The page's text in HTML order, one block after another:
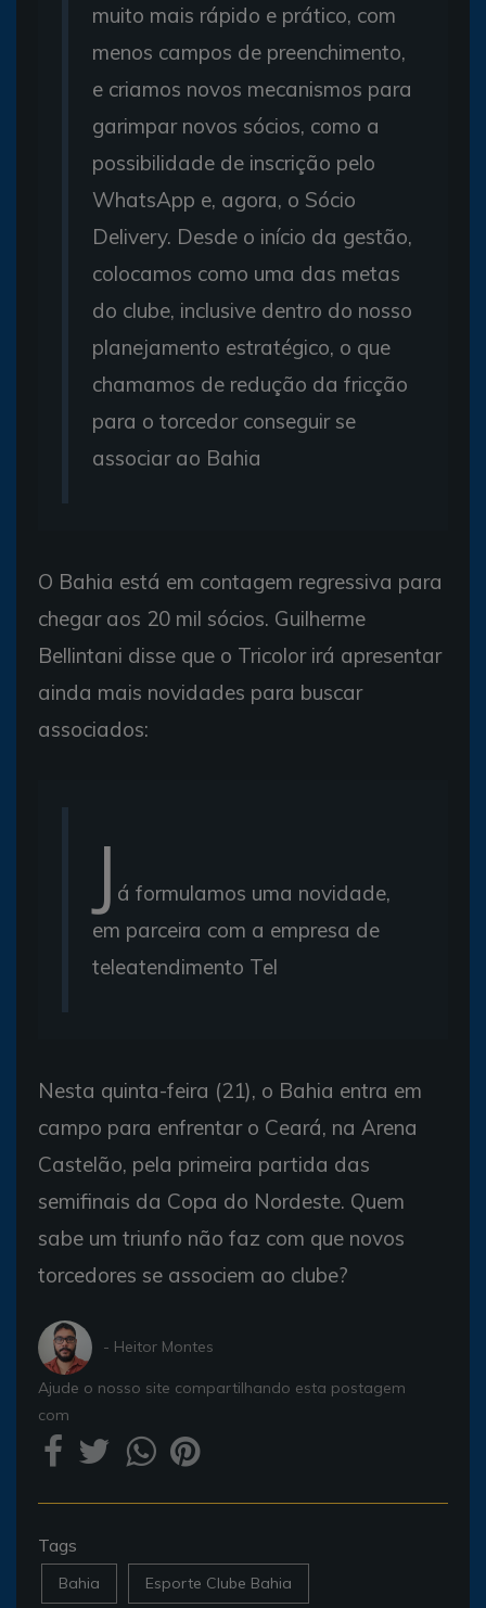
muito mais rápido e prático, com
menos campos de preenchimento,
e criamos novos mecanismos para
garimpar novos sócios, como a
possibilidade de inscrição pelo
WhatsApp e, agora, o Sócio
Delivery. Desde o início da gestão,
colocamos como uma das metas
do clube, inclusive dentro do nosso
planejamento estratégico, o que
chamamos de redução da fricção
para o torcedor conseguir se
associar ao Bahia
O Bahia está em contagem regressiva para
chegar aos 20 mil sócios. Guilherme
Bellintani disse que o Tricolor irá apresentar
ainda mais novidades para buscar
associados:
J á formulamos uma novidade,
em parceira com a empresa de
teleatendimento Tel
Nesta quinta-feira (21), o Bahia entra em
campo para enfrentar o Ceará, na Arena
Castelão, pela primeira partida das
semifinais da Copa do Nordeste. Quem
sabe um triunfo não faz com que novos
torcedores se associem ao clube?
- Heitor Montes
Ajude o nosso site compartilhando esta postagem
com
Tags
Bahia Esporte Clube Bahia